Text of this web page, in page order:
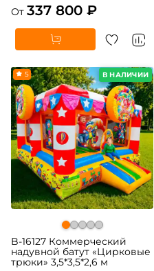
От 337 800 ₽
В НАЛИЧИИ
5
B-16127 Коммерческий
надувной батут «Цирковые
трюки» 3,5*3,5*2,6 м